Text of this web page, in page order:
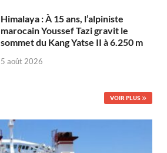
Himalaya : À 15 ans, l’alpiniste
marocain Youssef Tazi gravit le
sommet du Kang Yatse II à 6.250 m
5 août 2026
VOIR PLUS